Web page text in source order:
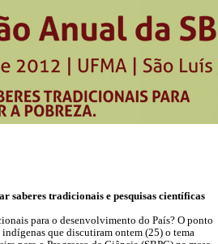
saberes tradicionais e pesquisas científicas
para o desenvolvimento do País? O ponto
indígenas que discutiram ontem (25) o tema